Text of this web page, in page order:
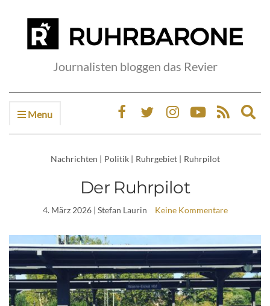
Journalisten bloggen das Revier
Menu
Nachrichten | Politik | Ruhrgebiet | Ruhrpilot
Der Ruhrpilot
4. März 2026| Stefan Laurin Keine Kommentare